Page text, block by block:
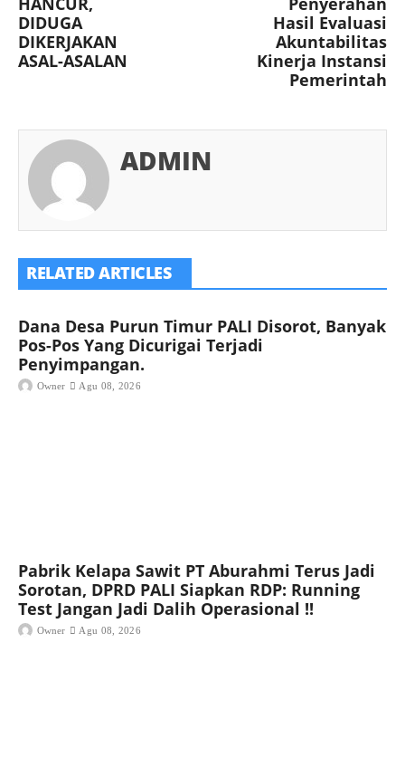
DIDUGA
DIKERJAKAN
ASAL-ASALAN
Hasil Evaluasi
Akuntabilitas
Kinerja Instansi
Pemerintah
ADMIN
RELATED ARTICLES
Dana Desa Purun Timur PALI Disorot, Banyak
Pos-Pos Yang Dicurigai Terjadi
Penyimpangan.
Owner Agu 08, 2026
Pabrik Kelapa Sawit PT Aburahmi Terus Jadi
Sorotan, DPRD PALI Siapkan RDP: Running
Test Jangan Jadi Dalih Operasional !!
Owner Agu 08, 2026